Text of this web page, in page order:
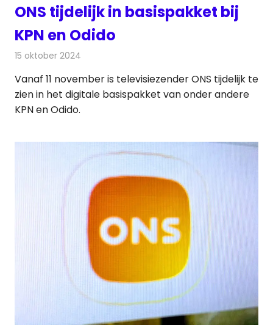
ONS tijdelijk in basispakket bij
KPN en Odido
15 oktober 2024
Vanaf 11 november is televisiezender ONS tijdelijk te
zien in het digitale basispakket van onder andere
KPN en Odido.